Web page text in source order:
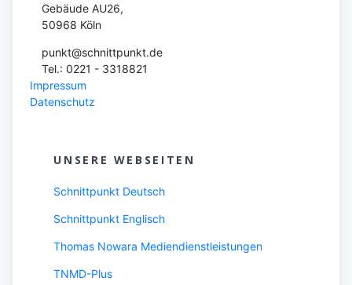
Gebäude AU26,
50968 Köln
punkt@schnittpunkt.de
Tel.: 0221 - 3318821
Impressum
Datenschutz
UNSERE WEBSEITEN
Schnittpunkt Deutsch
Schnittpunkt Englisch
Thomas Nowara Mediendienstleistungen
TNMD-Plus